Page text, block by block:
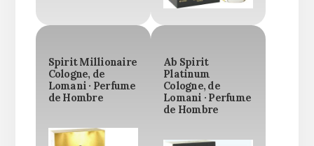
Spirit Millionaire
Cologne, de
Lomani · Perfume
de Hombre
Ab Spirit
Platinum
Cologne, de
Lomani · Perfume
de Hombre